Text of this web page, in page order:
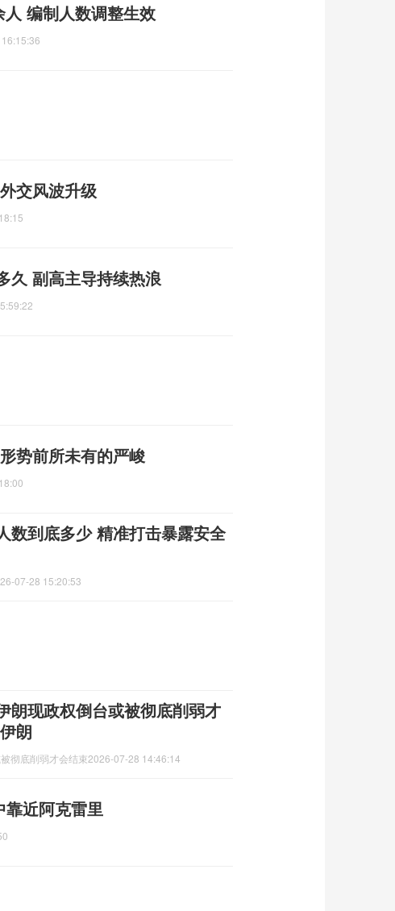
编制人数调整生效
交风波升级
久 副高主导持续热浪
势前所未有的严峻
数到底多少 精准打击暴露安全
07-28 15:20:53
朗现政权倒台或被彻底削弱才
朗
彻底削弱才会结束2026-07-28 14:46:14
近阿克雷里